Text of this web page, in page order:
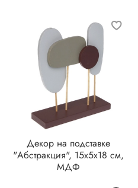
Декор на подставке
"Абстракция", 15х5х18 см,
МДФ